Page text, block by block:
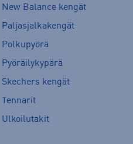
New Balance kengät
Paljasjalkakengät
Polkupyörä
Pyöräilykypärä
Skechers kengät
Tennarit
Ulkoilutakit